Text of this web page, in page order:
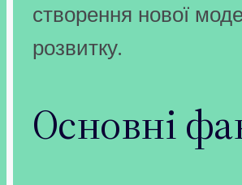
створення нової
розвитку.
Основні